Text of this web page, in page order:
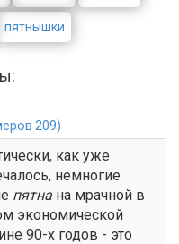
пятнышки
209)
как уже
немногие
пятна на мрачной в
экономической
90-х годов - это